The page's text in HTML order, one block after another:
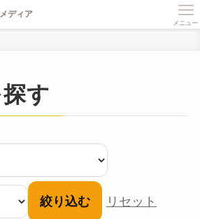
メニュー
す
絞り込む リセット